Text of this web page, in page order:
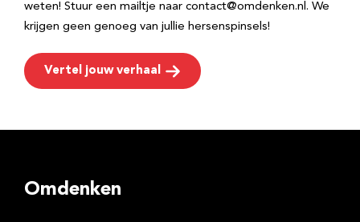
weten! Stuur een mailtje naar contact@omdenken.nl. We
krijgen geen genoeg van jullie hersenspinsels!
Vertel jouw verhaal
Omdenken